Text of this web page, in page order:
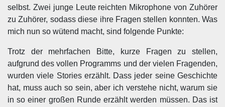
selbst. Zwei junge Leute reichten Mikrophone von Zuhörer
zu Zuhörer, sodass diese ihre Fragen stellen konnten. Was
mich nun so wütend macht, sind folgende Punkte:
Trotz der mehrfachen Bitte, kurze Fragen zu stellen,
aufgrund des vollen Programms und der vielen Fragenden,
wurden viele Stories erzählt. Dass jeder seine Geschichte
hat, muss auch so sein, aber ich verstehe nicht, warum sie
in so einer großen Runde erzählt werden müssen. Das ist